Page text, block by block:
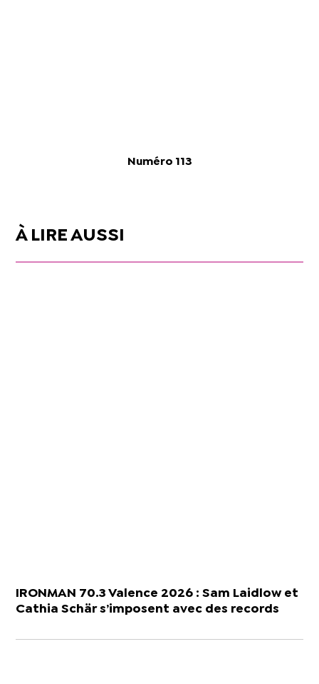
Numéro 113
À LIRE AUSSI
IRONMAN 70.3 Valence 2026 : Sam Laidlow et
Cathia Schär s’imposent avec des records